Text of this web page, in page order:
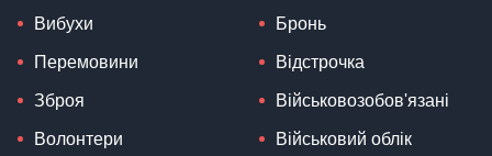
Вибухи
Перемовини
Зброя
Волонтери
Бронь
Відстрочка
Військовозобов'язані
Військовий облік